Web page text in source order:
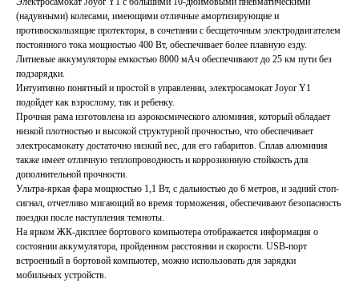
(надувными) колесами, имеющими отличные амортизирующие и
противоскользящие протекторы, в сочетании с бесщеточным электродвигателем
постоянного тока мощностью 400 Вт, обеспечивает более плавную езду.
Литиевые аккумуляторы емкостью 8000 мАч обеспечивают до 25 км пути без
подзарядки.
Интуитивно понятный и простой в управлении, электросамокат Joyor Y1
подойдет как взрослому, так и ребенку.
Прочная рама изготовлена из аэрокосмического алюминия, который обладает
низкой плотностью и высокой структурной прочностью, что обеспечивает
электросамокату достаточно низкий вес, для его габаритов. Сплав алюминия
также имеет отличную теплопроводность и коррозионную стойкость для
дополнительной прочности.
Ультра-яркая фара мощностью 1,1 Вт, с дальностью до 6 метров, и задний стоп-
сигнал, отчетливо мигающий во время торможения, обеспечивают безопасность
поездки после наступления темноты.
На ярком ЖК-дисплее бортового компьютера отображается информация о
состоянии аккумулятора, пройденном расстоянии и скорости. USB-порт
встроенный в бортовой компьютер, можно использовать для зарядки
мобильных устройств.